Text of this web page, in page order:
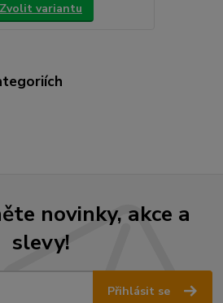
Zvolit variantu
novinky, akce a
slevy!
Přihlásit se